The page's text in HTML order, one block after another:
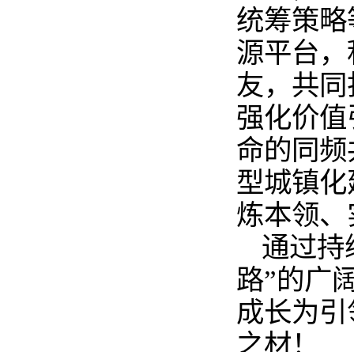
统筹策
源平台
友，共
强化价
命的同
型城镇
炼本领
通过持
路”的广
成长为
之材！